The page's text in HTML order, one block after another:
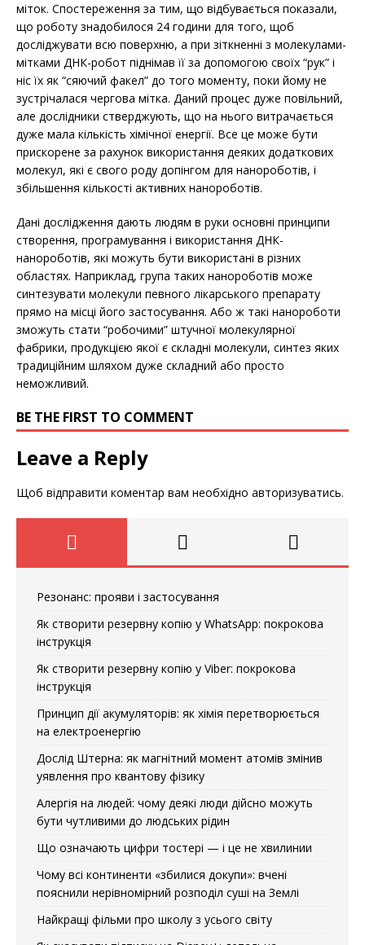
міток. Спостереження за тим, що відбувається показали,
що роботу знадобилося 24 години для того, щоб
досліджувати всю поверхню, а при зіткненні з молекулами-
мітками ДНК-робот піднімав її за допомогою своїх “рук” і
ніс їх як “сяючий факел” до того моменту, поки йому не
зустрічалася чергова мітка. Даний процес дуже повільний,
але дослідники стверджують, що на нього витрачається
дуже мала кількість хімічної енергії. Все це може бути
прискорене за рахунок використання деяких додаткових
молекул, які є свого роду допінгом для нанороботів, і
збільшення кількості активних нанороботів.
Дані дослідження дають людям в руки основні принципи
створення, програмування і використання ДНК-
нанороботів, які можуть бути використані в різних
областях. Наприклад, група таких нанороботів може
синтезувати молекули певного лікарського препарату
прямо на місці його застосування. Або ж такі нанороботи
зможуть стати “робочими” штучної молекулярної
фабрики, продукцією якої є складні молекули, синтез яких
традиційним шляхом дуже складний або просто
неможливий.
BE THE FIRST TO COMMENT
Leave a Reply
Щоб відправити коментар вам необхідно авторизуватись.
Резонанс: прояви і застосування
Як створити резервну копію у WhatsApp: покрокова
інструкція
Як створити резервну копію у Viber: покрокова
інструкція
Принцип дії акумуляторів: як хімія перетворюється
на електроенергію
Дослід Штерна: як магнітний момент атомів змінив
уявлення про квантову фізику
Алергія на людей: чому деякі люди дійсно можуть
бути чутливими до людських рідин
Що означають цифри тостері — і це не хвилинии
Чому всі континенти «збилися докупи»: вчені
пояснили нерівномірний розподіл суші на Землі
Найкращі фільми про школу з усього світу